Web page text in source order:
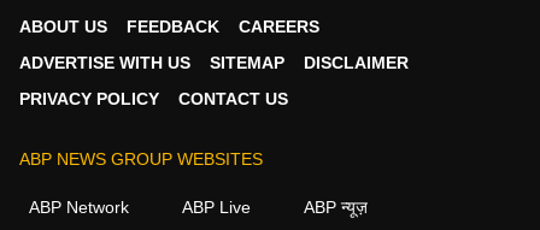
ABOUT US FEEDBACK
CAREERS
ADVERTISE WITH US
SITEMAP
DISCLAIMER
PRIVACY POLICY
CONTACT US
ABP NEWS GROUP WEBSITES
ABP Network ABP Live ABP न्यूज़